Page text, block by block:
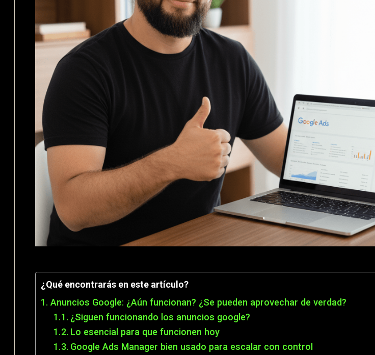
¿Qué encontrarás en este artículo?
Anuncios Google: ¿Aún funcionan? ¿Se pueden aprovechar de verdad?
¿Siguen funcionando los anuncios google?
Lo esencial para que funcionen hoy
Google Ads Manager bien usado para escalar con control